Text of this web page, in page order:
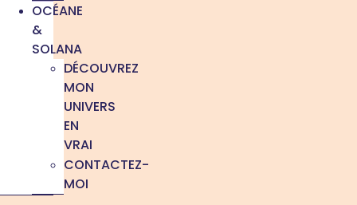
OCÉANE
&
SOLANA
DÉCOUVREZ
MON
UNIVERS
EN
VRAI
CONTACTEZ-
MOI